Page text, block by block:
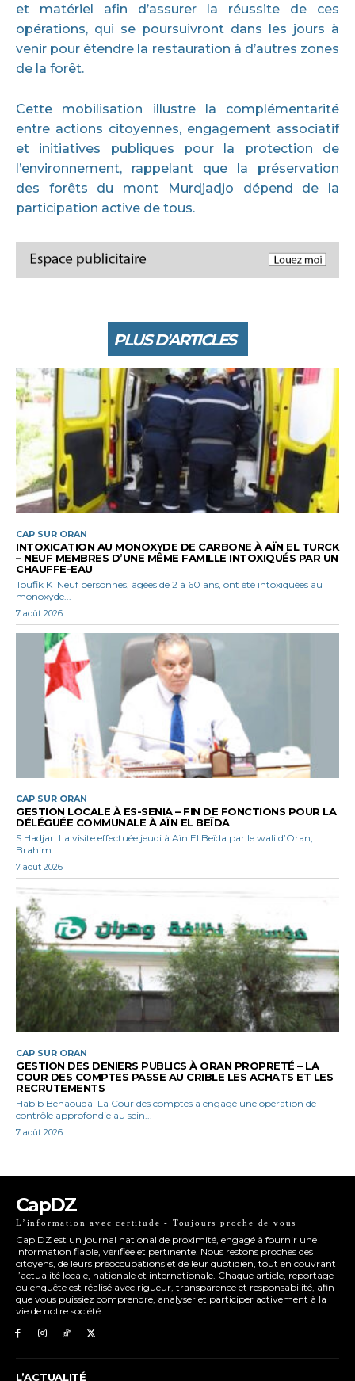
et matériel afin d’assurer la réussite de ces
opérations, qui se poursuivront dans les jours à
venir pour étendre la restauration à d’autres zones
de la forêt.
Cette mobilisation illustre la complémentarité
entre actions citoyennes, engagement associatif
et initiatives publiques pour la protection de
l’environnement, rappelant que la préservation
des forêts du mont Murdjadjo dépend de la
participation active de tous.
PLUS D'ARTICLES
CAP SUR ORAN
INTOXICATION AU MONOXYDE DE CARBONE À AÏN EL TURCK
– NEUF MEMBRES D’UNE MÊME FAMILLE INTOXIQUÉS PAR UN
CHAUFFE-EAU
Toufik K Neuf personnes, âgées de 2 à 60 ans, ont été intoxiquées au
monoxyde...
7 août 2026
CAP SUR ORAN
GESTION LOCALE À ES-SENIA – FIN DE FONCTIONS POUR LA
DÉLÉGUÉE COMMUNALE À AÏN EL BEÏDA
S Hadjar La visite effectuée jeudi à Aïn El Beïda par le wali d’Oran,
Brahim...
7 août 2026
CAP SUR ORAN
GESTION DES DENIERS PUBLICS À ORAN PROPRETÉ – LA
COUR DES COMPTES PASSE AU CRIBLE LES ACHATS ET LES
RECRUTEMENTS
Habib Benaouda La Cour des comptes a engagé une opération de
contrôle approfondie au sein...
7 août 2026
CapDZ
L’information avec certitude - Toujours proche de vous
Cap DZ est un journal national de proximité, engagé à fournir une
information fiable, vérifiée et pertinente. Nous restons proches des
citoyens, de leurs préoccupations et de leur quotidien, tout en couvrant
l’actualité locale, nationale et internationale. Chaque article, reportage
ou enquête est réalisé avec rigueur, transparence et responsabilité, afin
que vous puissiez comprendre, analyser et participer activement à la
vie de notre société.
L’ACTUALITÉ